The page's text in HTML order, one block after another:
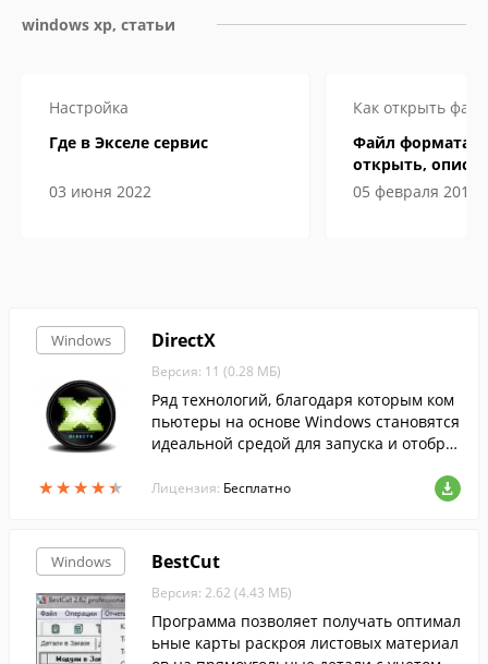
windows xp, статьи
Настройка
Где в Экселе сервис
03 июня 2022
Как открыть файл
Файл формата
открыть,
особенности
05 февраля 2019
Windows
★★★★★
★★★★★
DirectX
Версия: 11 (0.28 МБ)
Ряд технологий, благодаря которым ком
пьютеры на основе Windows становятся
идеальной средой для запуска и отобра
и мультимедиа....
Лицензия: Бесплатно
Windows BestCut
Версия: 2.62 (4.43 МБ)
Программа позволяет получать оптимал
ьные карты раскроя листовых материал